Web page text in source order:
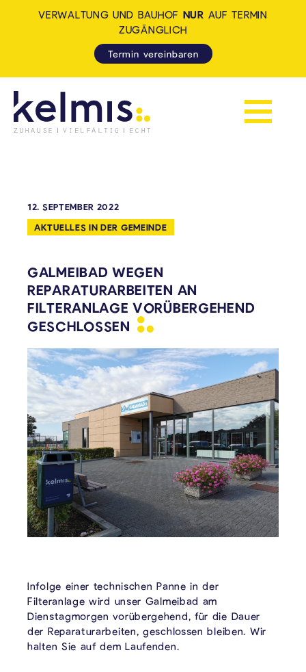
Navigation
VERWALTUNG UND BAUHOF NUR AUF TERMIN
ZUGÄNGLICH
Termin vereinbaren
12. SEPTEMBER 2022
AKTUELLES IN DER GEMEINDE
GALMEIBAD WEGEN
REPARATURARBEITEN AN
FILTERANLAGE VORÜBERGEHEND
GESCHLOSSEN
Infolge einer technischen Panne in der
Filteranlage wird unser Galmeibad am
Dienstagmorgen vorübergehend, für die Dauer
der Reparaturarbeiten, geschlossen bleiben. Wir
halten Sie auf dem Laufenden.